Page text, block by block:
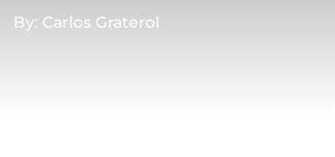
By: Carlos Graterol